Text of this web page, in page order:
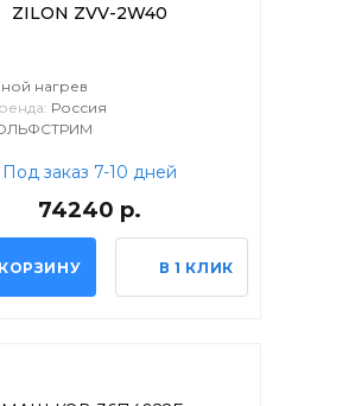
ZILON ZVV-2W40
нагрев
Россия
Под заказ 7-10 дней
74240 р.
В 1 КЛИК